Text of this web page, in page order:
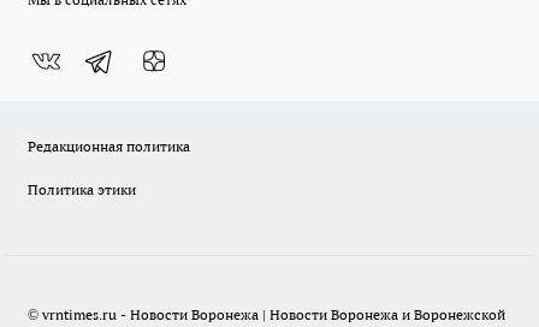
Редакционная политика
Политика этики
© vrntimes.ru - Новости Воронежа | Новости Воронежа и Воронежской